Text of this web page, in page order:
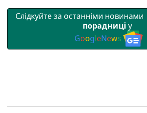
Слідкуйте за останніми новинами
порадниці у
GoogleNews